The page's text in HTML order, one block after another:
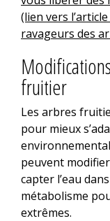
(lien vers
ravageurs des
fruitier
Les arbres
pour mieux
peuvent
capter l’eau
métabolisme
extrêmes.